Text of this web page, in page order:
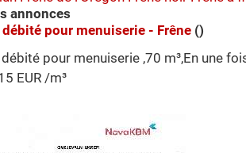
annonces
pour menuiserie - Frêne ()
pour menuiserie ,70 m³,En une
EUR /m³